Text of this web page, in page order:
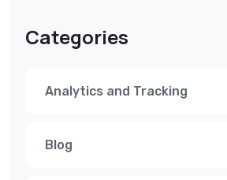
Categories
Analytics and Tracking
Blog